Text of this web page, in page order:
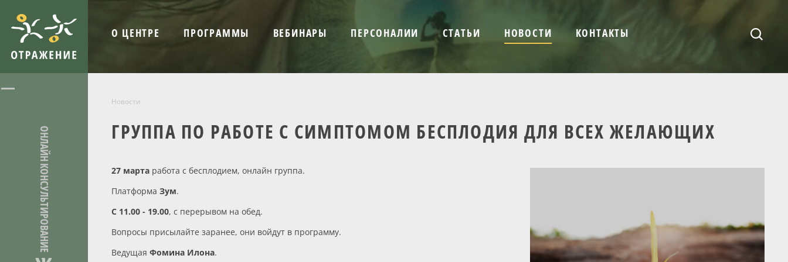
ОНЛАЙН КОНСУЛЬТИРОВАНИЕ
О ЦЕНТРЕ ПРОГРАММЫ ВЕБИНАРЫ ПЕРСОНАЛИИ СТАТЬИ НОВОСТИ КОНТАКТЫ
Новости
ГРУППА ПО РАБОТЕ С СИМПТОМОМ БЕСПЛОДИЯ ДЛЯ ВСЕХ ЖЕЛАЮЩИХ
27 марта работа с бесплодием, онлайн группа.
ПлатформаЗум.
С 11.00 - 19.00, с перерывом на обед.
Вопросы присылайте заранее, они войдут в программу.
ВедущаяФомина Илона.